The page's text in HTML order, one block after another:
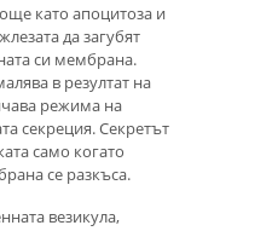
като апоцитоза и
да загубят
си мембрана.
в резултат на
режима на
секреция. Секретът
само когато
се разкъса.
везикула,